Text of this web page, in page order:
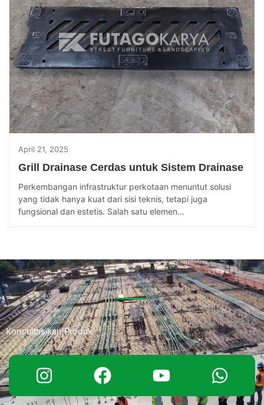
April 21, 2025
Grill Drainase Cerdas untuk Sistem Drainase
Perkembangan infrastruktur perkotaan menuntut solusi
yang tidak hanya kuat dari sisi teknis, tetapi juga
fungsional dan estetis. Salah satu elemen...
Konsultasikan Produk
hingga penawaran harga. Hubungi kami dengan klik tombol di
bawah ini.